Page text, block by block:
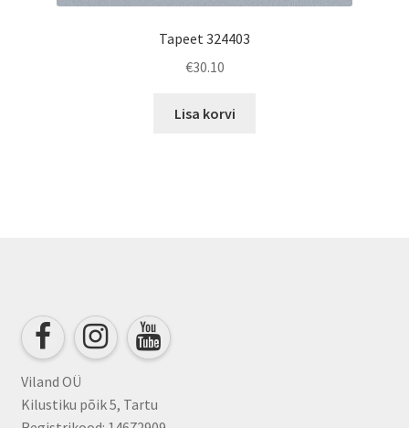
Tapeet 324403
€30.10
Lisa korvi
Viland OÜ
Kilustiku põik 5, Tartu